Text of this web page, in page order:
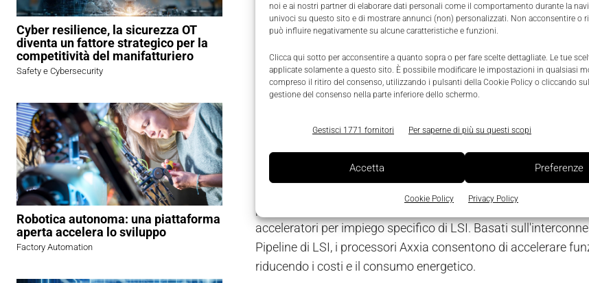
noi e ai nostri partner di elaborare dati personali come il comportamento durante la
univoci su questo sito e di mostrare annunci (non) personalizzati. Non acconsentire o
può influire negativamente su alcune caratteristiche e funzioni.
Clicca qui sotto per acconsentire a quanto sopra o per fare scelte dettagliate. Le tue
applicate solamente a questo sito. È possibile modificare le impostazioni in qualsiasi
compreso il ritiro del consenso, utilizzando i pulsanti della Cookie Policy o cliccando
gestione del consenso nella parte inferiore dello schermo.
Gestisci 1771 fornitori Per saperne di più su questi scopi
Accetta Preferenze
Cookie Policy Privacy Policy
Cyber resilience, la sicurezza OT
diventa un fattore strategico per la
competitività del manifatturiero
Safety e Cybersecurity
Robotica autonoma: una piattaforma
aperta accelera lo sviluppo
Factory Automation
ha annunciato il
piattaforma Axxia, in grado di accelerare drasticamente le
LSI integrerà i processori ARM, da tempo ormai lo standard
smartphone e tablet, nelle reti mobili. La nuova piattaforma
con acceleratori hardware, per ottenere un sistema su chip
piattaforma Axxia unisce la flessibilità programmabile dei
acceleratori per impiego specifico di LSI. Basati
Pipeline di LSI, i processori Axxia consentono di accelerare
riducendo i costi e il consumo energetico.